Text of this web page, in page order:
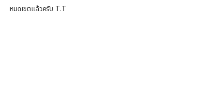
หมดเขตแล้วครับ T.T